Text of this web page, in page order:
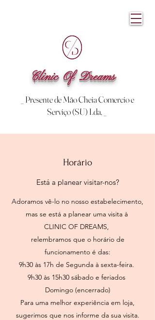
Clinic Of Dreams
_ Presente de Mão Cheia Comercio e
Serviço (SU) Lda, _
Horário
Está a planear visitar-nos?
Adoramos vê-lo no nosso estabelecimento,
mas se está a planear uma visita à
CLINIC OF DREAMS,
relembramos que o horário de
funcionamento é das:
9h30 às 17h de Segunda à sexta-feira.
9h30 às 15h30 sábado e feriados
Domingo (encerrado)
Para uma melhor experiência em loja,
sugerimos que nos informe da sua visita.